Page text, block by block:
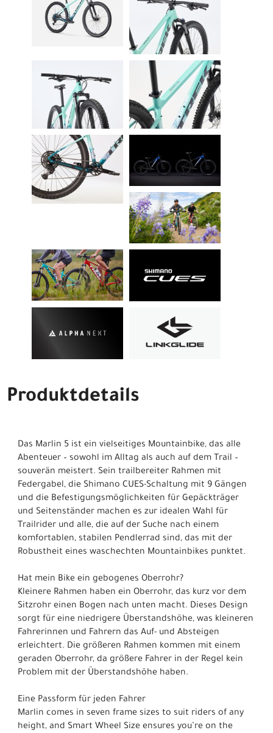
Produktdetails
Das Marlin 5 ist ein vielseitiges Mountainbike, das alle
Abenteuer – sowohl im Alltag als auch auf dem Trail –
souverän meistert. Sein trailbereiter Rahmen mit
Federgabel, die Shimano CUES-Schaltung mit 9 Gängen
und die Befestigungsmöglichkeiten für Gepäckträger
und Seitenständer machen es zur idealen Wahl für
Trailrider und alle, die auf der Suche nach einem
komfortablen, stabilen Pendlerrad sind, das mit der
Robustheit eines waschechten Mountainbikes punktet.
Hat mein Bike ein gebogenes Oberrohr?
Kleinere Rahmen haben ein Oberrohr, das kurz vor dem
Sitzrohr einen Bogen nach unten macht. Dieses Design
sorgt für eine niedrigere Überstandshöhe, was kleineren
Fahrerinnen und Fahrern das Auf- und Absteigen
erleichtert. Die größeren Rahmen kommen mit einem
geraden Oberrohr, da größere Fahrer in der Regel kein
Problem mit der Überstandshöhe haben.
Eine Passform für jeden Fahrer
Marlin comes in seven frame sizes to suit riders of any
height, and Smart Wheel Size ensures you’re on the